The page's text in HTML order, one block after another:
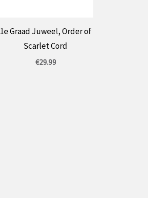
1e Graad Juweel, Order of
Scarlet Cord
€29.99